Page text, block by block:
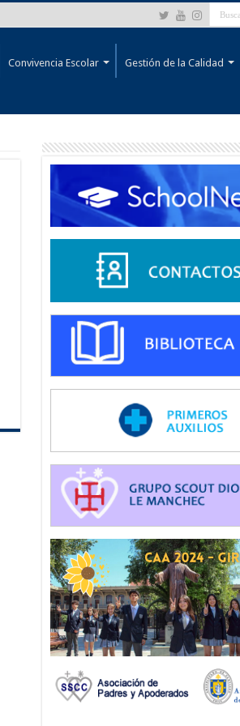
Gestión de la Calidad
Convivencia Escolar